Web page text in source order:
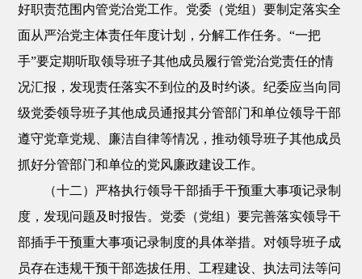
好职责范围内管党治党工作。党委（党组）要制定落实全
面从严治党主体责任年度计划，分解工作任务。“一把
手”要定期听取领导班子其他成员履行管党治党责任的情
况汇报，发现责任落实不到位的及时约谈。纪委应当向同
级党委领导班子其他成员通报其分管部门和单位领导干部
遵守党章党规、廉洁自律等情况，推动领导班子其他成员
抓好分管部门和单位的党风廉政建设工作。
（十二）严格执行领导干部插手干预重大事项记录制
度，发现问题及时报告。党委（党组）要完善落实领导干
部插手干预重大事项记录制度的具体举措。对领导班子成
员存在违规干预干部选拔任用、工程建设、执法司法等问